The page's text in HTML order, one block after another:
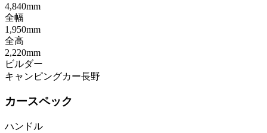
4,840mm
全幅
1,950mm
全高
2,220mm
ビルダー
キャンピングカー長野
カースペック
ハンドル